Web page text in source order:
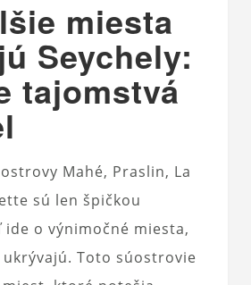
miesta
Seychely:
tajomstvá
Mahé, Praslin, La
sú len špičkou
ide o výnimočné miesta,
ukrývajú. Toto súostrovie